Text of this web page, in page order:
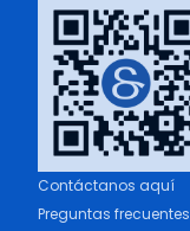
Contáctanos aquí
Preguntas frecuentes